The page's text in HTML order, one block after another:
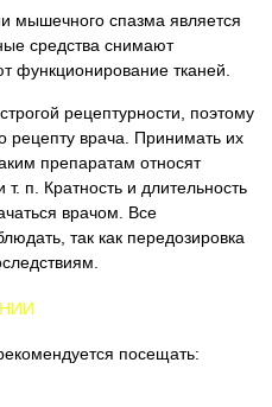
мышечного спазма является
средства снимают
тканей.
рецептурности, поэтому
рецепту врача. Принимать их
препаратам относят
п. Кратность и длительность
врачом. Все
так как передозировка
посещать: